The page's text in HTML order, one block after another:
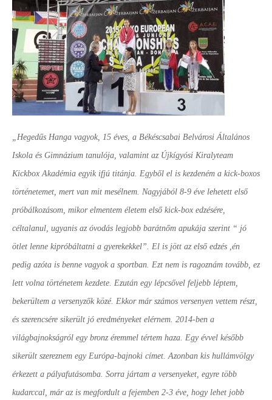
„Hegedűs Hanga vagyok, 15 éves, a Békéscsabai Belvárosi Általános
Iskola és Gimnázium tanulója, valamint az Újkígyósi Kiralyteam
Kickbox Akadémia egyik ifjú titánja. Egyből el is kezdeném a kick-boxos
történetemet, mert van mit mesélnem. Nagyjából 8-9 éve lehetett első
próbálkozásom, mikor elmentem életem első kick-box edzésére,
céltalanul, ugyanis az óvodás legjobb barátnőm apukája szerint “ jó
ötlet lenne kipróbáltatni a gyerekekkel”. El is jött az első edzés ,én
pedig azóta is benne vagyok a sportban. Ezt nem is ragoznám tovább, ez
lett volna történetem kezdete. Ezután egy lépcsővel feljebb léptem,
bekerültem a versenyzők közé. Ekkor már számos versenyen vettem részt,
és szerencsére sikerült jó eredményeket elérnem. 2014-ben a
világbajnokságról egy bronz éremmel tértem haza. Egy évvel később
sikerült szereznem egy Európa-bajnoki címet. Azonban kis hullámvölgy
érkezett a pályafutásomba. Sorra jártam a versenyeket, egyre több
kudarccal, már az is megfordult a fejemben 2-3 éve, hogy lehet jobb